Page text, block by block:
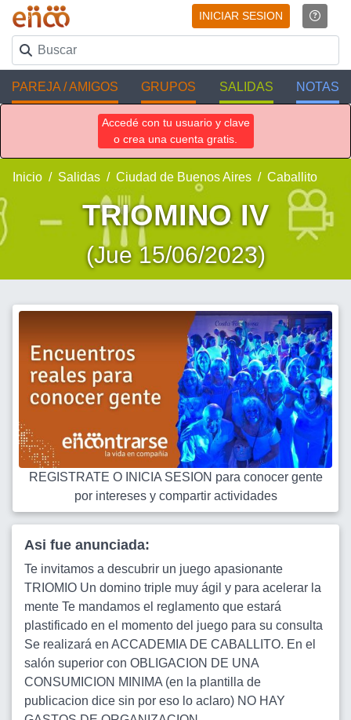
INICIAR SESION
PAREJA / AMIGOS GRUPOS SALIDAS NOTAS
Accedé con tu usuario y clave
o crea una cuenta gratis.
Inicio Salidas Ciudad de Buenos Aires Caballito
TRIOMINO IV
(Jue 15/06/2023)
REGISTRATE O INICIA SESION para conocer gente
por intereses y compartir actividades
Asi fue anunciada:
Te invitamos a descubrir un juego apasionante
TRIOMIO Un domino triple muy ágil y para acelerar la
mente Te mandamos el reglamento que estará
plastificado en el momento del juego para su consulta
Se realizará en ACCADEMIA DE CABALLITO. En el
salón superior con OBLIGACION DE UNA
CONSUMICION MINIMA (en la plantilla de
publicacion dice sin por eso lo aclaro) NO HAY